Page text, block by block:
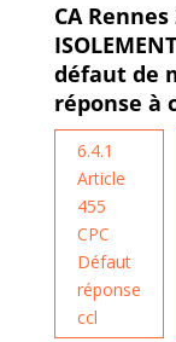
CA
défaut de
réponse à
6.4.1
Article
455
CPC
Défaut
réponse
ccl